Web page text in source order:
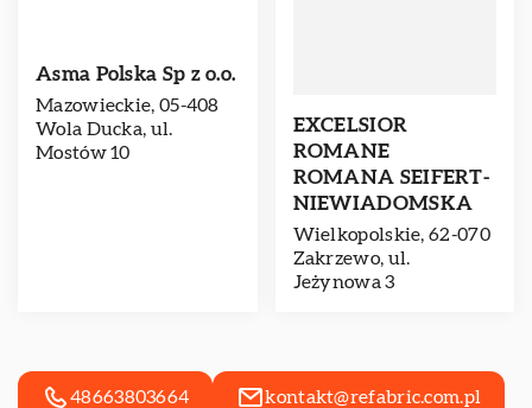
Asma Polska Sp z o.o.
Mazowieckie, 05-408
Wola Ducka, ul.
Mostów 10
EXCELSIOR
ROMANE
ROMANA SEIFERT-
NIEWIADOMSKA
Wielkopolskie, 62-070
Zakrzewo, ul.
Jeżynowa 3
48663803664 kontakt@refabric.com.pl